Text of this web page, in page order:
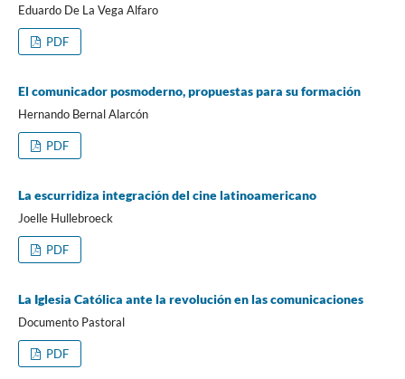
Eduardo De La Vega Alfaro
PDF
El comunicador posmoderno, propuestas para su formación
Hernando Bernal Alarcón
PDF
La escurridiza integración del cine latinoamericano
Joelle Hullebroeck
PDF
La Iglesia Católica ante la revolución en las comunicaciones
Documento Pastoral
PDF